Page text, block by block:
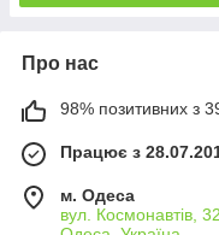
Про нас
98% позитивних з
Працює з
м. Одеса
вул. Космонавтів,